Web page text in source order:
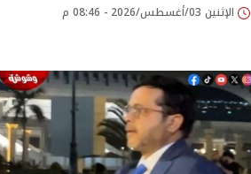
الإثنين 03/أغسطس/2026 - 08:46 م